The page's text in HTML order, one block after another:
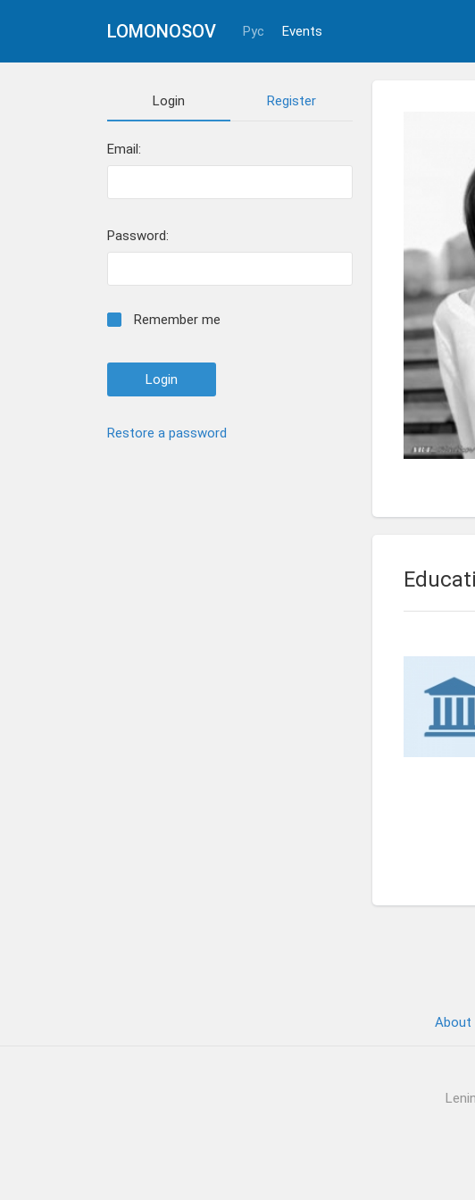
LOMONOSOV Рус Events
Login Register
Email:
Password:
Remember me
Restore a password
About